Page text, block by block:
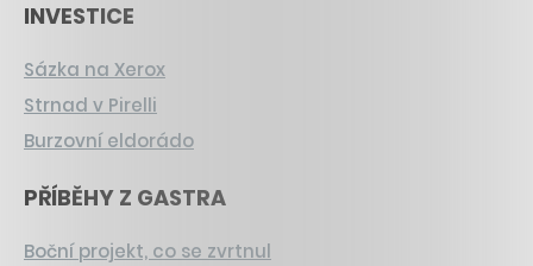
INVESTICE
Sázka na Xerox
Strnad v Pirelli
Burzovní eldorádo
PŘÍBĚHY Z GASTRA
Boční projekt, co se zvrtnul